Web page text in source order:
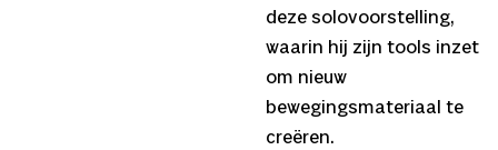
deze solovoorstelling,
waarin hij zijn tools inzet
om nieuw
bewegingsmateriaal te
creëren.